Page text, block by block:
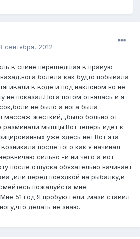
8 сентября, 2012
в спине перешедшая в правую
болела как будто побывала
в воде и под наклоном но не
не показал.Нога потом отнялась и я
не было а нога была
массаж жёсткий, ,было больно от
разминали мышцы.Вот теперь идёт к
уже здесь нет.Вот эта
после того как я начинал
сильно -и ни чего а вот
после отпуска обязательно начинает
,или перед поездкой на рыбалку,в
пожалуйста мне
51 год Я пробую гели ,мази ставил
делать не знаю.